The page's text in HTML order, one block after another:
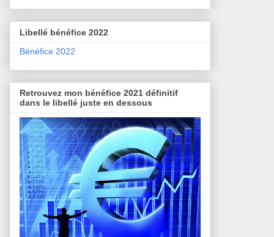
Libellé bénéfice 2022
Bénéfice 2022
Retrouvez mon bénéfice 2021 définitif
dans le libellé juste en dessous